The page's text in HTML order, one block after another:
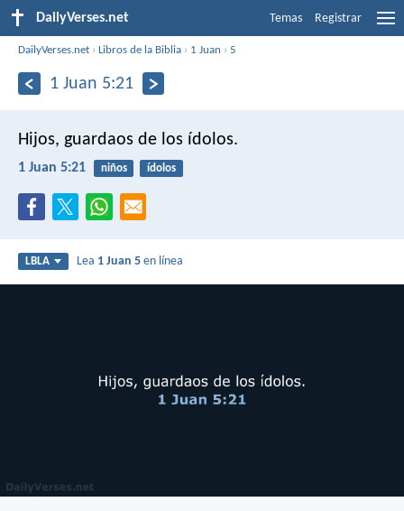
DailyVerses.net Temas Registrar
DailyVerses.net ›Libros de la Biblia › 1 Juan ›5
1 Juan 5:21
Hijos, guardaos de los ídolos.
1 Juan 5:21 niños ídolos
LBLA Lea 1 Juan 5 en línea